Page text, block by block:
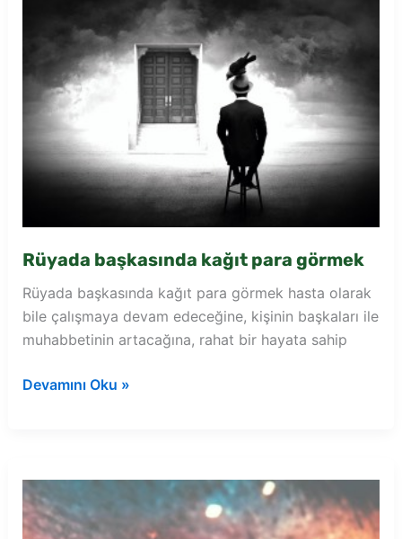
Rüyada başkasında kağıt para görmek
Rüyada başkasında kağıt para görmek hasta olarak
bile çalışmaya devam edeceğine, kişinin başkaları ile
muhabbetinin artacağına, rahat bir hayata sahip
Rüyada
görmek
Devamını Oku »